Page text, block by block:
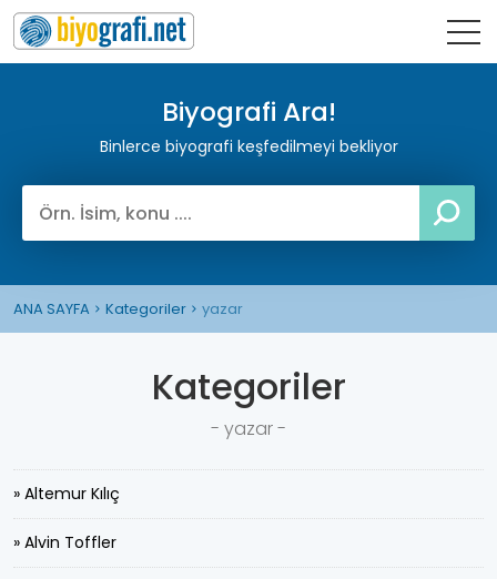
Biyografi Ara!
Binlerce biyografi keşfedilmeyi bekliyor
ANA SAYFA Kategoriler yazar
Kategoriler
- yazar -
» Altemur Kılıç
» Alvin Toffler